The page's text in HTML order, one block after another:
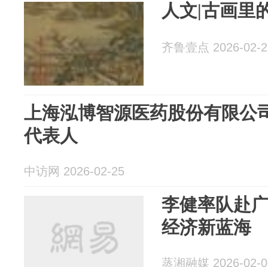
人文|古画里
齐鲁壹点 2026-02-
上海泓博智源医药股份有限公
代表人
中访网 2026-02-25
李健率队赴
经济新蓝海
蒸湘融媒 2026-02-